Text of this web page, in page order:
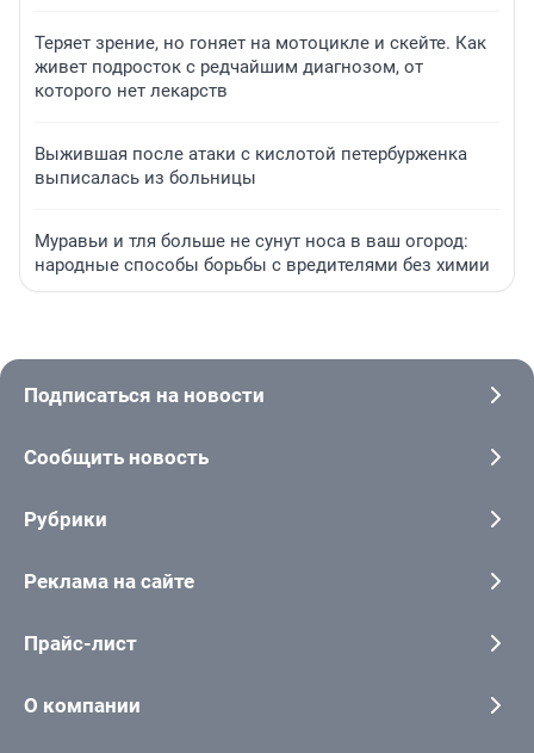
Теряет зрение, но гоняет на мотоцикле и скейте. Как
живет подросток с редчайшим диагнозом, от
которого нет лекарств
Выжившая после атаки с кислотой петербурженка
выписалась из больницы
Муравьи и тля больше не сунут носа в ваш огород:
народные способы борьбы с вредителями без химии
Подписаться на новости
Сообщить новость
Рубрики
Реклама на сайте
Прайс-лист
О компании